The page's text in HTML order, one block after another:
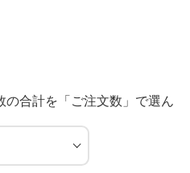
合計を「ご注文数」で選ん